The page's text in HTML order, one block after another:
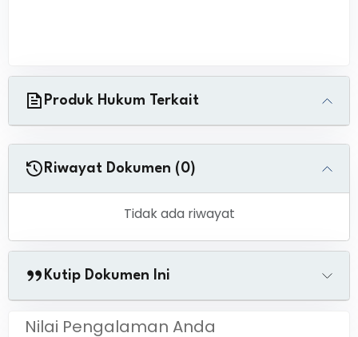
Produk Hukum Terkait
Riwayat Dokumen (0)
Tidak ada riwayat
Kutip Dokumen Ini
Nilai Pengalaman Anda